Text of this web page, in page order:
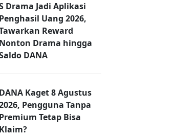
Drama Jadi Aplikasi
Penghasil Uang 2026,
Reward
Nonton Drama hingga
DANA
DANA Kaget 8 Agustus
Pengguna Tanpa
Premium Tetap Bisa
Klaim?